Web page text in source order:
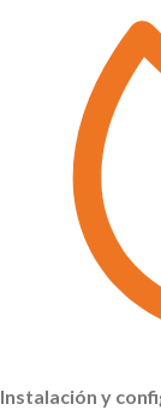
Instalación y